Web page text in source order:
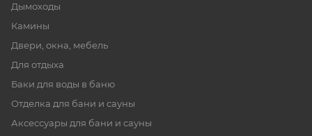
Дымоходы
Камины
Двери, окна, мебель
Для отдыха
Баки для воды в баню
Отделка для бани и сауны
Аксессуары для бани и сауны